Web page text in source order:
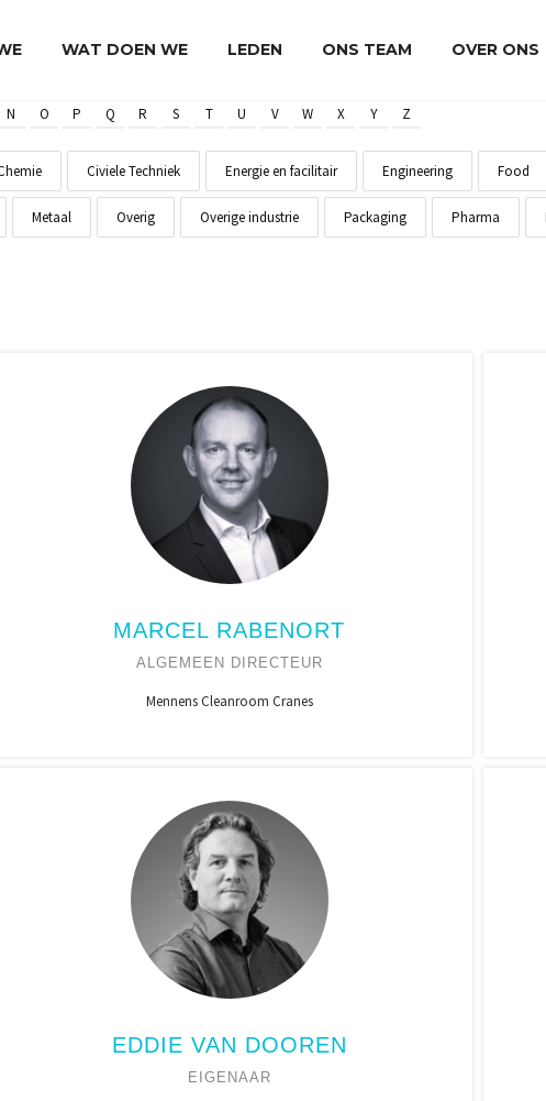
WAT DOEN WE LEDEN ONS TEAM OVER ONS
N O P Q R S T U V W X Y Z
Civiele Techniek Energie en facilitair Engineering Food
Metaal Overig Overige industrie Packaging Pharma
MARCEL RABENORT
ALGEMEEN DIRECTEUR
Mennens Cleanroom Cranes
EDDIE VAN DOOREN
EIGENAAR